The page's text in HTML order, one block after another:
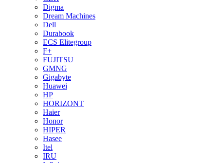
Digma
Dream Machines
Dell
Durabook
ECS Elitegroup
F+
FUJITSU
GMNG
Gigabyte
Huawei
HP
HORIZONT
Haier
Honor
HIPER
Hasee
Itel
IRU